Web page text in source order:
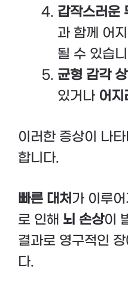
갑작스러운
과 함께 어
될 수 있습
균형 감각
있거나 어지
이러한 증상이 나
합니다.
빠른 대처 가 이루
로 인해 뇌 손상이
결과로 영구적인
다.